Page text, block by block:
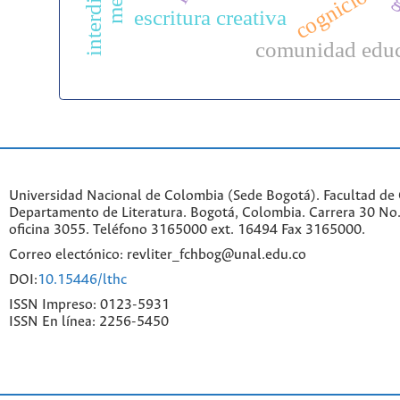
comunidad
escritura creativa
Universidad Nacional de Colombia (Sede Bogotá). Facultad de
Departamento de Literatura. Bogotá, Colombia. Carrera 30
oficina 3055. Teléfono 3165000 ext. 16494 Fax 3165000.
Correo electónico: revliter_fchbog@unal.edu.co
DOI:10.15446/lthc
ISSN Impreso: 0123-5931
ISSN En línea: 2256-5450